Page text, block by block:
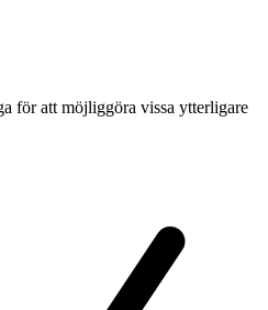
för att möjliggöra vissa ytterligare